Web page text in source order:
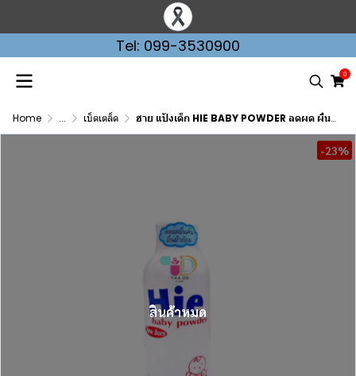
Tel: 099-3530900
0
Home ... เบ็ดเตล็ด ฮาย แป้งเด็ก HIE BABY POWDER ลดผด ผื่น ลดความอับชื้น ขนาด 200 กรัม
-23%
สินค้าหมด